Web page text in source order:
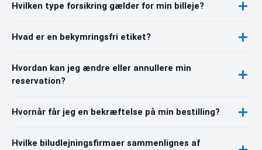
Hvilken type forsikring gælder for min billeje?
Hvad er en bekymringsfri etiket?
Hvordan kan jeg ændre eller annullere min
reservation?
Hvornår får jeg en bekræftelse på min bestilling?
Hvilke biludlejningsfirmaer sammenlignes af